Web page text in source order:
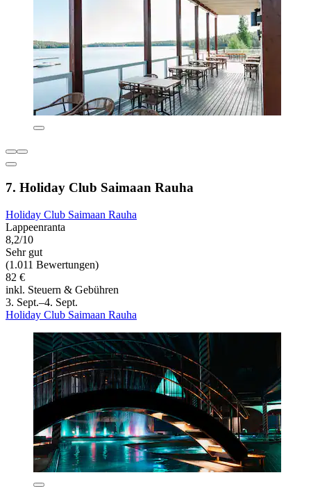
7. Holiday Club Saimaan Rauha
Holiday Club Saimaan Rauha
Lappeenranta
8,2/10
Sehr gut
(1.011 Bewertungen)
82 €
inkl. Steuern & Gebühren
3. Sept.–4. Sept.
Holiday Club Saimaan Rauha